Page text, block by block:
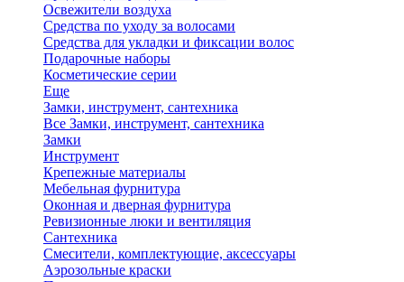
Освежители воздуха
Средства по уходу за волосами
Средства для укладки и фиксации волос
Подарочные наборы
Косметические серии
Еще
Замки, инструмент, сантехника
Все Замки, инструмент, сантехника
Замки
Инструмент
Крепежные материалы
Мебельная фурнитура
Оконная и дверная фурнитура
Ревизионные люки и вентиляция
Сантехника
Смесители, комплектующие, аксессуары
Аэрозольные краски